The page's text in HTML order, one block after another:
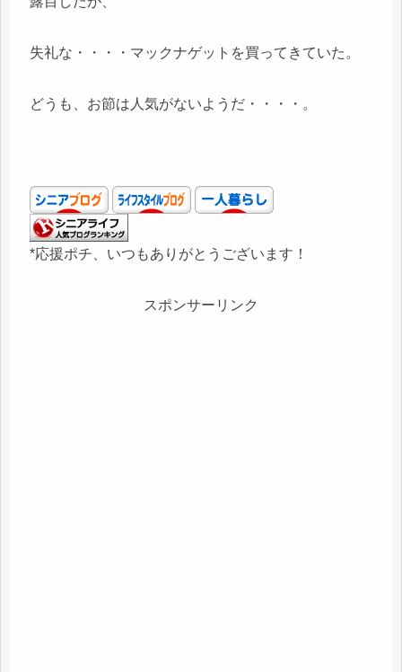
失礼な・・・・マックナゲットを買ってきていた。
どうも、お節は人気がないようだ・・・・。
*応援ポチ、いつもありがとうございます！
スポンサーリンク